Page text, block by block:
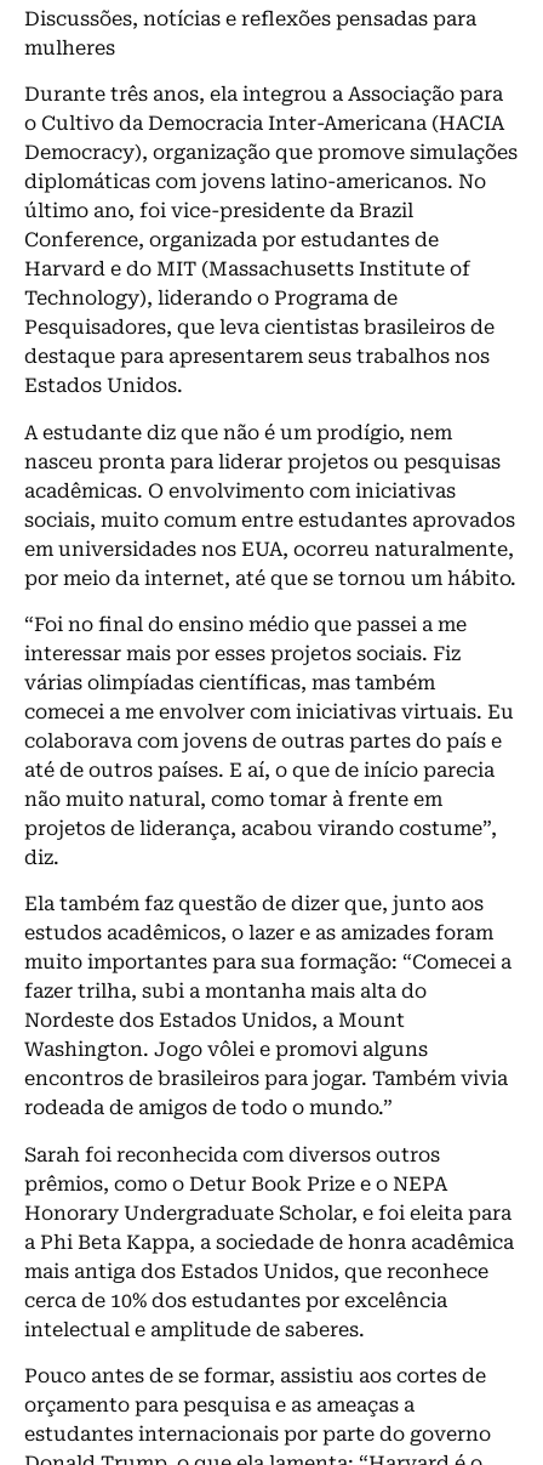
Discussões, notícias e reflexões pensadas para
mulheres
Durante três anos, ela integrou a Associação para
o Cultivo da Democracia Inter-Americana (HACIA
Democracy), organização que promove simulações
diplomáticas com jovens latino-americanos. No
último ano, foi vice-presidente da Brazil
Conference, organizada por estudantes de
Harvard e do MIT (Massachusetts Institute of
Technology), liderando o Programa de
Pesquisadores, que leva cientistas brasileiros de
destaque para apresentarem seus trabalhos nos
Estados Unidos.
A estudante diz que não é um prodígio, nem
nasceu pronta para liderar projetos ou pesquisas
acadêmicas. O envolvimento com iniciativas
sociais, muito comum entre estudantes aprovados
em universidades nos EUA, ocorreu naturalmente,
por meio da internet, até que se tornou um hábito.
“Foi no final do ensino médio que passei a me
interessar mais por esses projetos sociais. Fiz
várias olimpíadas científicas, mas também
comecei a me envolver com iniciativas virtuais. Eu
colaborava com jovens de outras partes do país e
até de outros países. E aí, o que de início parecia
não muito natural, como tomar à frente em
projetos de liderança, acabou virando costume”,
diz.
Ela também faz questão de dizer que, junto aos
estudos acadêmicos, o lazer e as amizades foram
muito importantes para sua formação: “Comecei a
fazer trilha, subi a montanha mais alta do
Nordeste dos Estados Unidos, a Mount
Washington. Jogo vôlei e promovi alguns
encontros de brasileiros para jogar. Também vivia
rodeada de amigos de todo o mundo.”
Sarah foi reconhecida com diversos outros
prêmios, como o Detur Book Prize e o NEPA
Honorary Undergraduate Scholar, e foi eleita para
a Phi Beta Kappa, a sociedade de honra acadêmica
mais antiga dos Estados Unidos, que reconhece
cerca de 10% dos estudantes por excelência
intelectual e amplitude de saberes.
Pouco antes de se formar, assistiu aos cortes de
orçamento para pesquisa e as ameaças a
estudantes internacionais por parte do governo